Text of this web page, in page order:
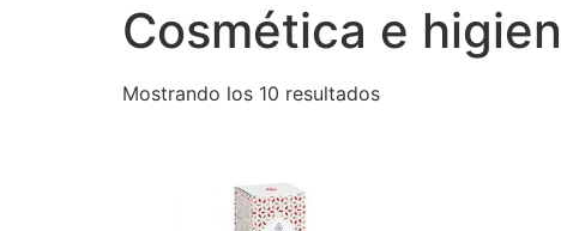
Cosmética e
Mostrando los 10 resultados